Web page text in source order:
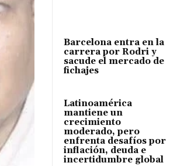
Barcelona entra en la
carrera por Rodri y
sacude el mercado de
fichajes
Latinoamérica
mantiene un
crecimiento
moderado, pero
enfrenta desafíos por
inflación, deuda e
incertidumbre global